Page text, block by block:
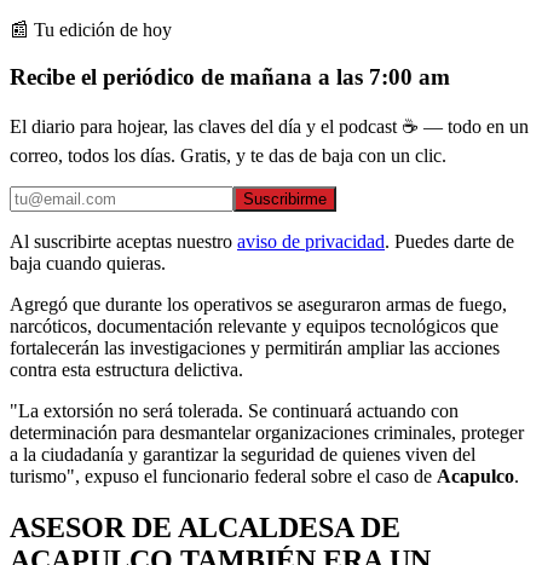
📰 Tu edición de hoy
Recibe el periódico de mañana a las 7:00 am
El diario para hojear, las claves del día y el podcast ☕ — todo en un
correo, todos los días. Gratis, y te das de baja con un clic.
Suscribirme
Al suscribirte aceptas nuestro aviso de privacidad. Puedes darte de
baja cuando quieras.
Agregó que durante los operativos se aseguraron armas de fuego,
narcóticos, documentación relevante y equipos tecnológicos que
fortalecerán las investigaciones y permitirán ampliar las acciones
contra esta estructura delictiva.
"La extorsión no será tolerada. Se continuará actuando con
determinación para desmantelar organizaciones criminales, proteger
a la ciudadanía y garantizar la seguridad de quienes viven del
turismo", expuso el funcionario federal sobre el caso de Acapulco.
ASESOR DE ALCALDESA DE